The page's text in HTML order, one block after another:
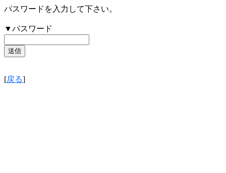
パスワードを入力して下さい。
▼パスワード
[戻る]